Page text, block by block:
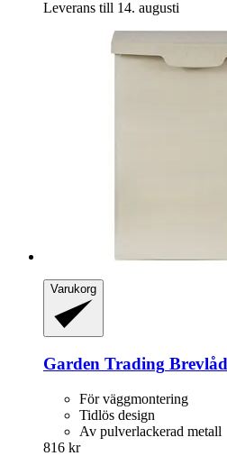
Leverans till 14. augusti
Varukorg
Garden Trading
För väggmontering
Tidlös design
Av pulverlackerad metall
816 kr